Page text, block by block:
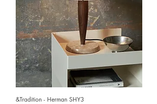
&Tradition - Herman SHY3